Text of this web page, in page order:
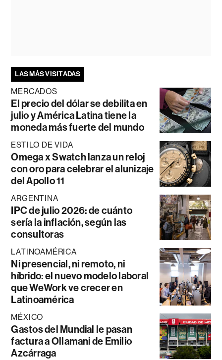
LAS MÁS VISITADAS
MERCADOS
El precio del dólar se debilita en
julio y América Latina tiene la
moneda más fuerte del mundo
ESTILO DE VIDA
Omega x Swatch lanza un reloj
con oro para celebrar el alunizaje
del Apollo 11
ARGENTINA
IPC de julio 2026: de cuánto
sería la inflación, según las
consultoras
LATINOAMÉRICA
Ni presencial, ni remoto, ni
híbrido: el nuevo modelo laboral
que WeWork ve crecer en
Latinoamérica
MÉXICO
Gastos del Mundial le pasan
factura a Ollamani de Emilio
Azcárraga